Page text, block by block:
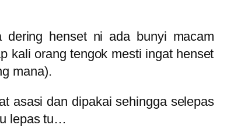
henset ni ada bunyi macam
kali orang tengok mesti ingat henset
mana).
asasi dan dipakai sehingga selepas
lepas tu…